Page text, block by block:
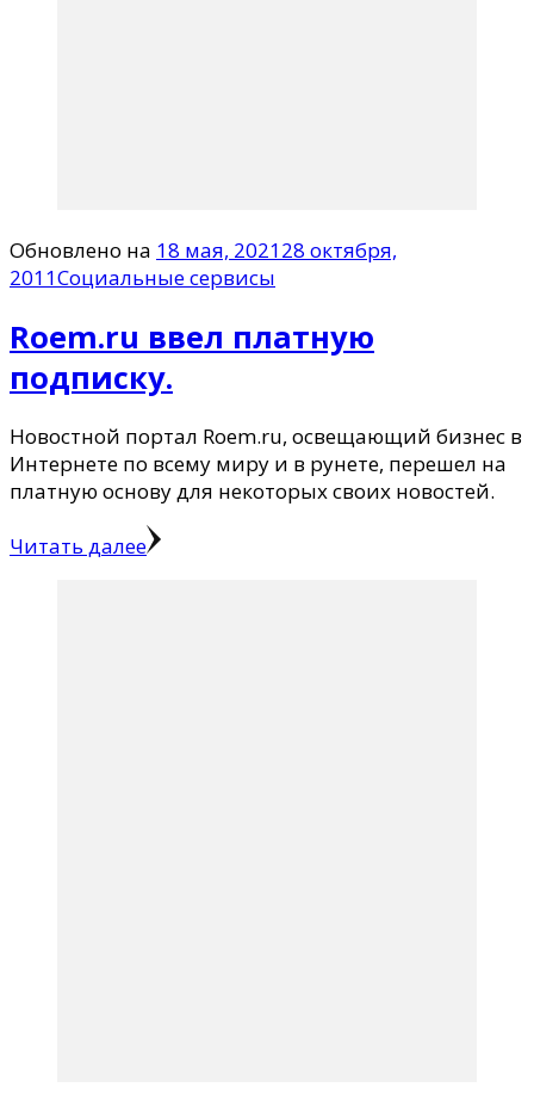
Обновлено на 18 мая, 202128 октября,
2011Социальные сервисы
Roem.ru ввел платную
подписку.
Новостной портал Roem.ru, освещающий бизнес в
Интернете по всему миру и в рунете, перешел на
платную основу для некоторых своих новостей.
Читать далее